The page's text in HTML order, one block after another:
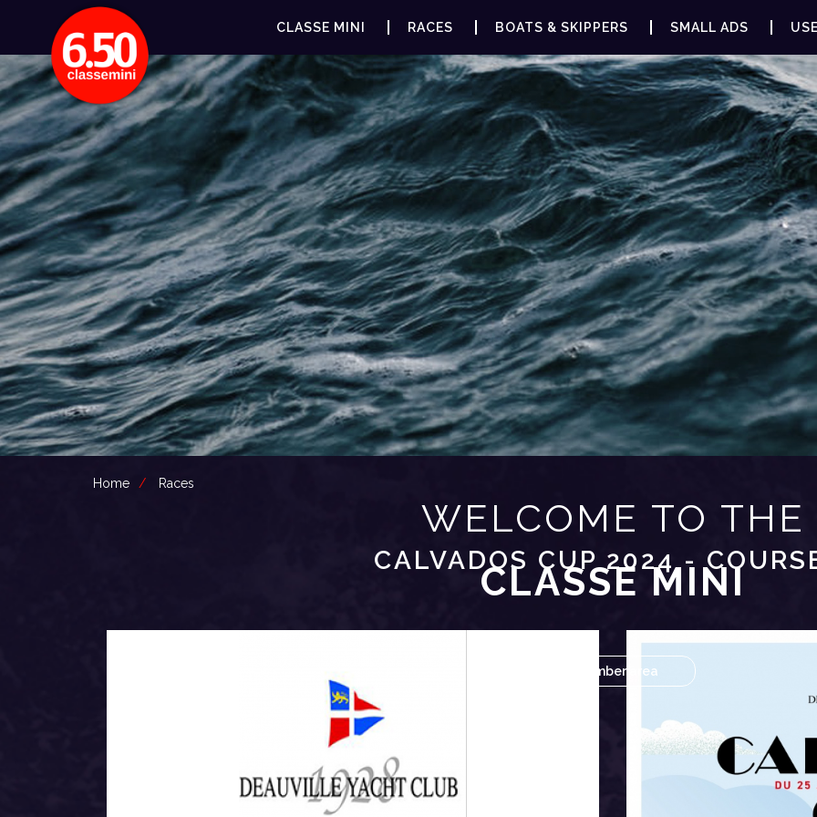
CLASSE MINI RACES BOATS & SKIPPERS SMALL ADS
WELCOME TO THE
CLASSE MINI
Member area
Home Races
CALVADOS CUP 2024 -